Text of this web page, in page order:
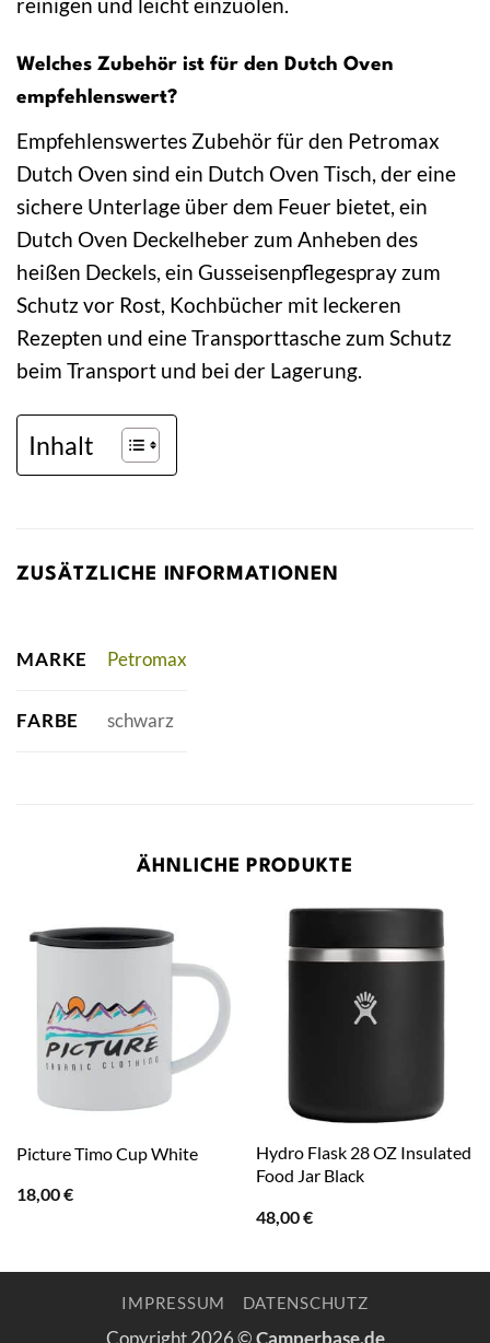
Welches Zubehör ist für den Dutch Oven
empfehlenswert?
Empfehlenswertes Zubehör für den Petromax
Dutch Oven sind ein Dutch Oven Tisch, der eine
sichere Unterlage über dem Feuer bietet, ein
Dutch Oven Deckelheber zum Anheben des
heißen Deckels, ein Gusseisenpflegespray zum
Schutz vor Rost, Kochbücher mit leckeren
Rezepten und eine Transporttasche zum Schutz
beim Transport und bei der Lagerung.
Inhalt
ZUSÄTZLICHE INFORMATIONEN
MARKE Petromax
FARBE schwarz
ÄHNLICHE PRODUKTE
Picture Timo Cup White
18,00€
Hydro Flask 28 OZ Insulated
Food Jar Black
48,00€
IMPRESSUM DATENSCHUTZ
Copyright 2026 ©Camperbase.de